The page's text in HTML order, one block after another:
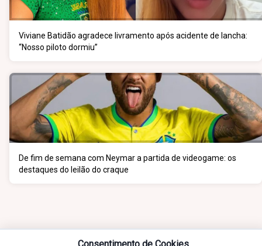
Viviane Batidão agradece livramento após acidente de lancha:
“Nosso piloto dormiu”
De fim de semana com Neymar a partida de videogame: os
destaques do leilão do craque